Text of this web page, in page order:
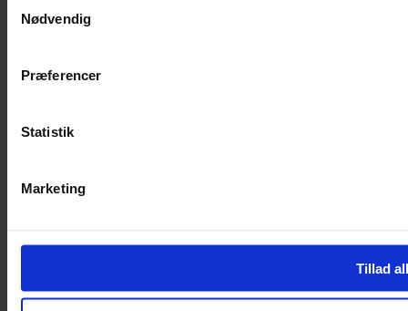
Nødvendig
Præferencer
Statistik
Marketing
Tillad
Cookiepolitik
Cookiepolitik
Om Yarn Every Wear
Copyright © 2022.Design & hosting by Webhuset Ballum ApS